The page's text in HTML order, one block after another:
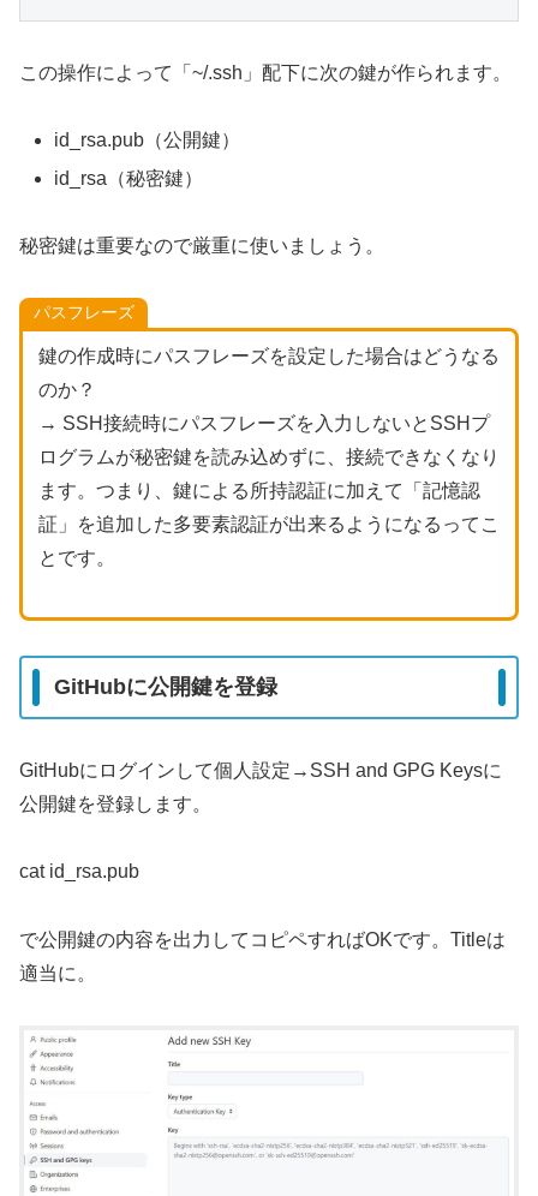
この操作によって「~/.ssh」配下に次の鍵が作られます。
id_rsa.pub（公開鍵）
id_rsa（秘密鍵）
秘密鍵は重要なので厳重に使いましょう。
パスフレーズ
鍵の作成時にパスフレーズを設定した場合はどうなる
のか？
→ SSH接続時にパスフレーズを入力しないとSSHプ
ログラムが秘密鍵を読み込めずに、接続できなくなり
ます。つまり、鍵による所持認証に加えて「記憶認
証」を追加した多要素認証が出来るようになるってこ
とです。
GitHubに公開鍵を登録
GitHubにログインして個人設定→SSH and GPG Keysに
公開鍵を登録します。
cat id_rsa.pub
で公開鍵の内容を出力してコピペすればOKです。Titleは
適当に。